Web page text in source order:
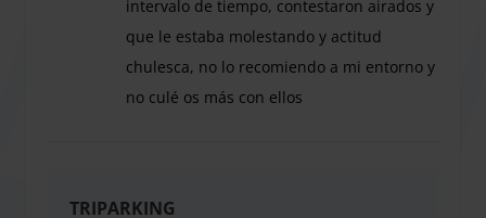
an on-site office for customer assistance. Enhance your
stay with optional services such as: Exterior wash to make
your car shine on return Interior vacuuming for a fresh,
clean feel Deep cleaning packages for full vehicle
intervalo de tiempo, contestaron airados y
que le estaba molestando y actitud
chulesca, no lo recomiendo a mi entorno y
no culé os más con ellos
TRIPARKING